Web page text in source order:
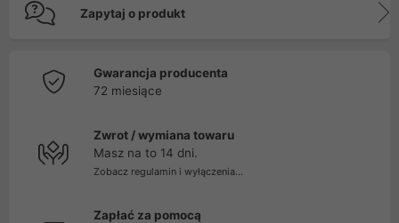
Zapytaj o produkt
Gwarancja producenta
72 miesiące
Zwrot / wymiana towaru
Masz na to 14 dni.
Zobacz regulamin i wyłączenia...
Zapłać za pomocą